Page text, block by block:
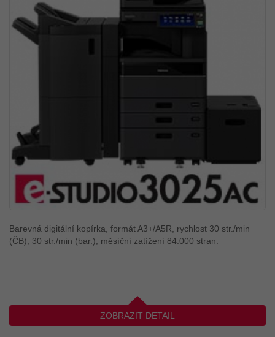
Barevná digitální kopírka, formát A3+/A5R, rychlost 30 str./min
(ČB), 30 str./min (bar.), měsíční zatížení 84.000 stran.
ZOBRAZIT DETAIL